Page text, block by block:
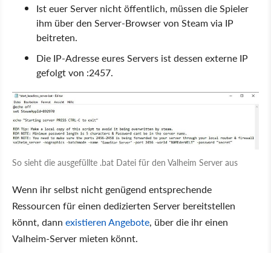
Ist euer Server nicht öffentlich, müssen die Spieler
ihm über den Server-Browser von Steam via IP
beitreten.
Die IP-Adresse eures Servers ist dessen externe IP
gefolgt von :2457.
So sieht die ausgefüllte .bat Datei für den Valheim Server aus
Wenn ihr selbst nicht genügend entsprechende
Ressourcen für einen dedizierten Server bereitstellen
könnt, dann existieren Angebote, über die ihr einen
Valheim-Server mieten könnt.